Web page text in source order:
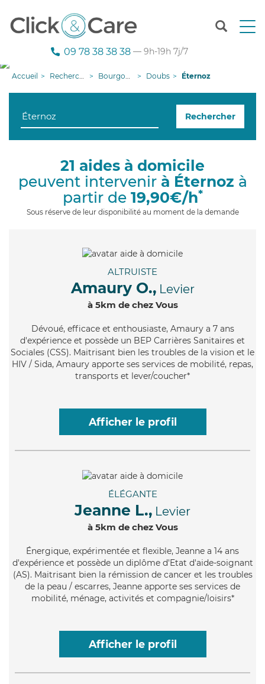
T
n
g
09 78 38 38 38 — 9h-19h 7j/7
Accueil Recherche aide à domicile Bourgogne-Franche-Comté Doubs Éternoz
Rechercher
21 aides à domicile
peuvent intervenir à Éternoz à
partir de 19,90€/h*
Sous réserve de leur disponibilité au moment de la demande
ALTRUISTE
Amaury O., Levier
à 5km de chez Vous
Dévoué, efficace et enthousiaste, Amaury a 7 ans
d'expérience et possède un BEP Carrières Sanitaires et
Sociales (CSS). Maitrisant bien les troubles de la vision et le
HIV / Sida, Amaury apporte ses services de mobilité, repas,
transports et lever/coucher*
Afficher le profil
ÉLÉGANTE
Jeanne L., Levier
à 5km de chez Vous
Énergique, expérimentée et flexible, Jeanne a 14 ans
d'expérience et possède un diplôme d'Etat d'aide-soignant
(AS). Maitrisant bien la rémission de cancer et les troubles
de la peau / escarres, Jeanne apporte ses services de
mobilité, ménage, activités et compagnie/loisirs*
Afficher le profil